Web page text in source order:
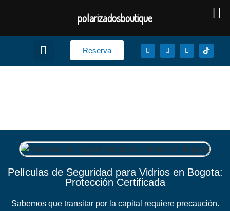
Reserva
Películas de Seguridad para Vidrios en Bogota:
Protección Certificada
Sabemos que transitar por la capital requiere precaución.
polarizadosboutique